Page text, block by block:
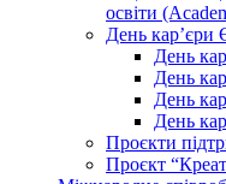
освіти
День кар’єри
День
День
День
День
Проєкти
Проєкт